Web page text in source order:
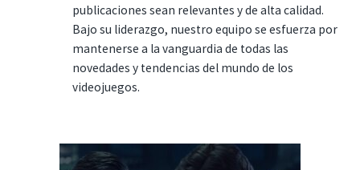
publicaciones sean relevantes y de alta calidad.
Bajo su liderazgo, nuestro equipo se esfuerza por
mantenerse a la vanguardia de todas las
novedades y tendencias del mundo de los
videojuegos.